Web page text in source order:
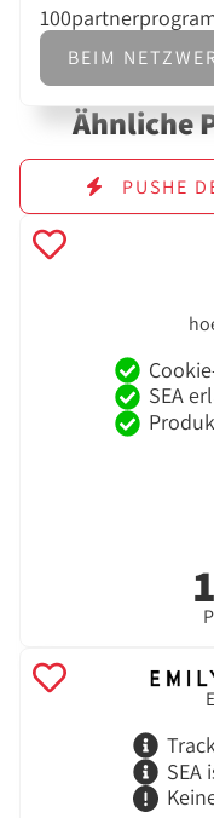
BEIM
Ähnliche
PUSHE
SEA
SEA